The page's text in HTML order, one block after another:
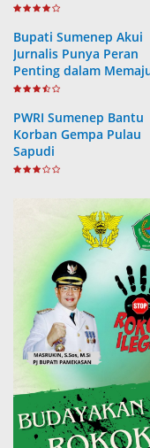
Bupati Sumenep Akui
Jurnalis Punya Peran
Penting dalam
Daerah
PWRI Sumenep Bantu
Korban Gempa Pulau
Sapudi